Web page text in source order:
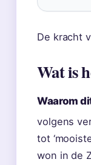
De kracht
Wat is
Waarom
volgens
tot
won in de